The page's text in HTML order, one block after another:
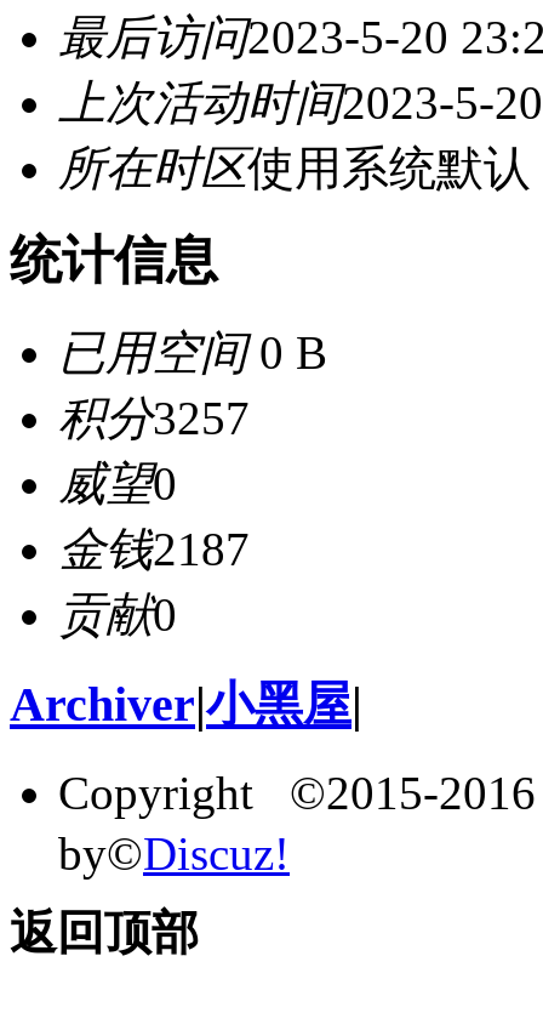
最后访问2023-5-20
上次活动时间2023-5-
所在时区使用系统默认
统计信息
已用空间0 B
积分3257
威望0
金钱2187
贡献0
Archiver|小黑屋|
Copyright ©2015-
by©Discuz!
返回顶部